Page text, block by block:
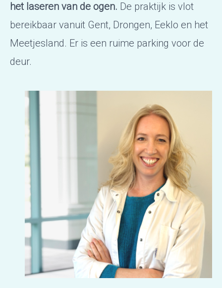
het laseren van de ogen. De praktijk is vlot
bereikbaar vanuit Gent, Drongen, Eeklo en het
Meetjesland. Er is een ruime parking voor de
deur.